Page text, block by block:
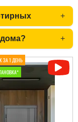
дякую компанії
і наш бюджету
які не бояться
погодні умови.
просто супер...
+
+